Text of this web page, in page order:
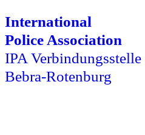
International
Police Association
IPA Verbindungsstelle
Bebra-Rotenburg